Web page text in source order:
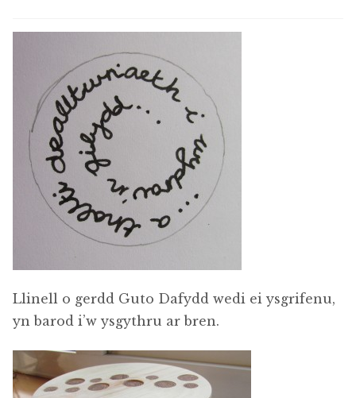
Telerau ag Amodau a Cyngor Gofal
Llinell o gerdd Guto Dafydd wedi ei ysgrifenu,
yn barod i’w ysgythru ar bren.